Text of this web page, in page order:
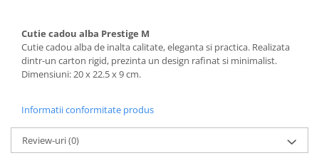
Cutie cadou alba Prestige M
Cutie cadou alba de inalta calitate, eleganta si practica. Realizata
dintr-un carton rigid, prezinta un design rafinat si minimalist.
Dimensiuni: 20 x 22.5 x 9 cm.
Informatii conformitate produs
Review-uri(0)